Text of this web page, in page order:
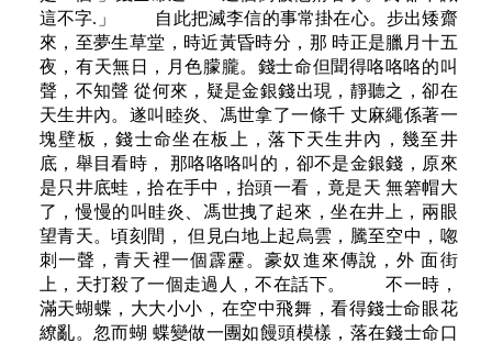
這不字.」 自此把滅李信的事常掛在心。步出矮齋
來，至夢生草堂，時近黃昏時分，那 時正是臘月十五
夜，有天無日，月色朦朧。錢士命但聞得咯咯咯的叫
聲，不知聲 從何來，疑是金銀錢出現，靜聽之，卻在
天生井內。遂叫睦炎、馮世拿了一條千 丈麻繩係著一
塊壁板，錢士命坐在板上，落下天生井內，幾至井
底，舉目看時， 那咯咯咯叫的，卻不是金銀錢，原來
是只井底蛙，拾在手中，抬頭一看，竟是天 無箬帽大
了，慢慢的叫眭炎、馮世拽了起來，坐在井上，兩眼
望青天。頃刻間， 但見白地上起烏雲，騰至空中，唿
刺一聲，青天裡一個霹靂。豪奴進來傳說，外 面街
上，天打殺了一個走過人，不在話下。 不一時，
滿天蝴蝶，大大小小，在空中飛舞，看得錢士命眼花
繚亂。忽而蝴 蝶變做一團如饅頭模樣，落在錢士命口